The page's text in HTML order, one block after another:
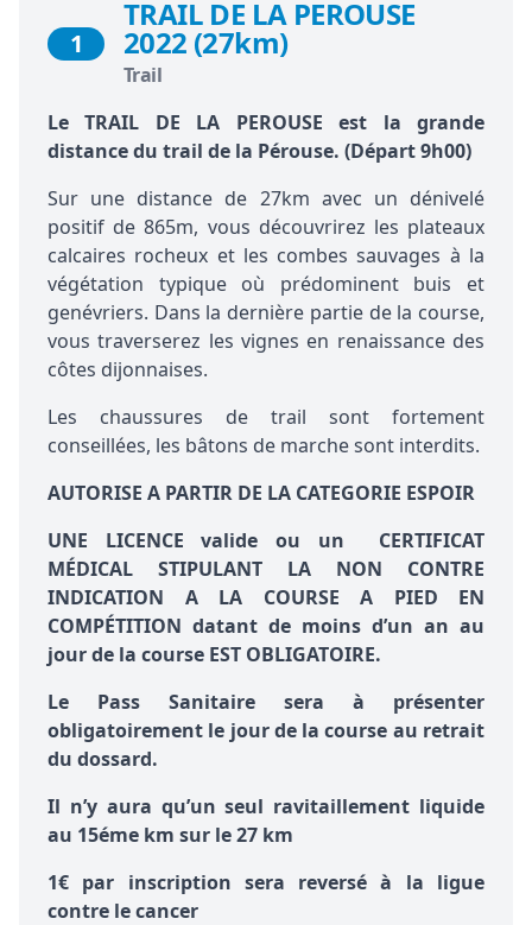
1
TRAIL DE LA PEROUSE
2022 (27km)
Trail
Le TRAIL DE LA PEROUSE est la grande
distance du trail de la Pérouse. (Départ 9h00)
Sur une distance de 27km avec un dénivelé
positif de 865m, vous découvrirez les plateaux
calcaires rocheux et les combes sauvages à la
végétation typique où prédominent buis et
genévriers. Dans la dernière partie de la course,
vous traverserez les vignes en renaissance des
côtes dijonnaises.
Les chaussures de trail sont fortement
conseillées, les bâtons de marche sont interdits.
AUTORISE A PARTIR DE LA CATEGORIE ESPOIR
UNE LICENCE valide ou un CERTIFICAT
MÉDICAL STIPULANT LA NON CONTRE
INDICATION A LA COURSE A PIED EN
COMPÉTITION datant de moins d’un an au
jour de la course EST OBLIGATOIRE.
Le Pass Sanitaire sera à présenter
obligatoirement le jour de la course au retrait
du dossard.
Il n’y aura qu’un seul ravitaillement liquide
au 15éme km sur le 27 km
1€ par inscription sera reversé à la ligue
contre le cancer